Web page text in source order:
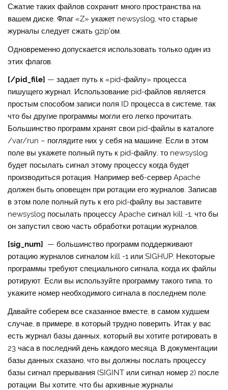
Сжатие таких файлов сохранит много пространства на
вашем диске. Флаг «Z» укажет newsyslog, что старые
журналы следует сжать gzip’ом.
Одновременно допускается использовать только один из
этих флагов.
[/pid_file] — задает путь к «pid-файлу» процесса
пишущего журнал. Использование pid-файлов является
простым способом записи поля ID процесса в системе, так
что бы другие программы могли его легко прочитать.
Большинство программ хранят свои pid-файлы в каталоге
/var/run – поглядите них у себя на машине. Если в этом
поле вы укажете полный путь к pid-файлу, то newsyslog
будет посылать сигнал этому процессу когда будет
производиться ротация. Например веб-сервер Apache
должен быть оповещен при ротации его журналов. Записав
в этом поле полный путь к его pid-файлу вы заставите
newsyslog посылать процессу Apache сигнал kill -1, что бы
он запустил свою часть обработки ротации журналов.
[sig_num] — большинство программ поддерживают
ротацию журналов сигналом kill -1 или SIGHUP. Некоторые
программы требуют специального сигнала, когда их файлы
ротируют. Если вы используйте программу такого типа, то
укажите номер необходимого сигнала в последнем поле.
Давайте соберем все сказанное вместе, в самом худшем
случае, в примере, в который трудно поверить. Итак у вас
есть журнал базы данных, который вы хотите ротировать в
23 часа в последний день каждого месяца. В документации
базы данных сказано, что вы должны послать процессу
базы сигнал прерывания (SIGINT или сигнал номер 2) после
ротации. Вы хотите, что бы архивные журналы